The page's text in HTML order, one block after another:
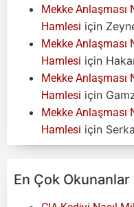
Mekke Anlaşması
Hamlesi için
Mekke Anlaşması
Hamlesi için
Mekke Anlaşması
Hamlesi için
Mekke Anlaşması
Hamlesi için
En Çok Okunanlar